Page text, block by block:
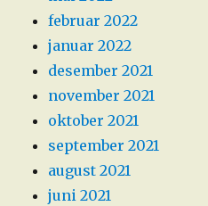
februar 2022
januar 2022
desember 2021
november 2021
oktober 2021
september 2021
august 2021
juni 2021